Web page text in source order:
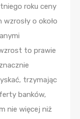
roku ceny
o około
to prawie
trzymając
banków,
nie więcej niż